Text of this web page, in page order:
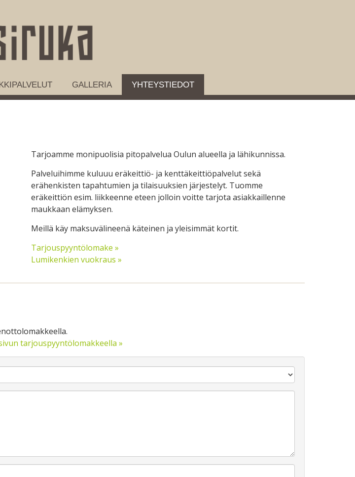
GALLERIA YHTEYSTIEDOT
Tarjoamme monipuolisia pitopalvelua Oulun alueella ja lähikunnissa.
Palveluihimme kuluuu eräkeittiö- ja kenttäkeittiöpalvelut sekä
erähenkisten tapahtumien ja tilaisuuksien järjestelyt. Tuomme
eräkeittiön esim. liikkeenne eteen jolloin voitte tarjota asiakkaillenne
maukkaan elämyksen.
Meillä käy maksuvälineenä käteinen ja yleisimmät kortit.
Tarjouspyyntölomake »
Lumikenkien vuokraus »
tarjouspyyntölomakkeella »